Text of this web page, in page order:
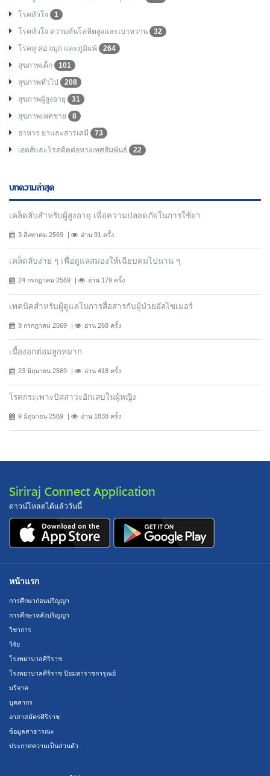
โรคหัวใจ
1
โรคหัวใจ ความดันโลหิตสูงและเบาหวาน
32
โรคหู คอ จมูก และภูมิแพ้
264
สุขภาพเด็ก
101
สุขภาพทั่วไป
208
สุขภาพผู้สูงอายุ
31
สุขภาพเพศชาย
8
อาหาร ยาและสารเคมี
73
เอดส์และโรคติดต่อทางเพศสัมพันธ์
22
บทความล่าสุด
เคล็ดลับสำหรับผู้สูงอายุ เพื่อความปลอดภัยในการใช้ยา
3 สิงหาคม 2569 อ่าน 91 ครั้ง
เคล็ดลับง่าย ๆ เพื่อดูแลสมองให้เฉียบคมไปนาน ๆ
24 กรกฎาคม 2569 อ่าน 179 ครั้ง
เทคนิคสำหรับผู้ดูแลในการสื่อสารกับผู้ป่วยอัลไซเมอร์
9 กรกฎาคม 2569 อ่าน 268 ครั้ง
เนื้องอกต่อมลูกหมาก
23 มิถุนายน 2569 อ่าน 418 ครั้ง
โรคกระเพาะปัสสาวะอักเสบในผู้หญิง
9 มิถุนายน 2569 อ่าน 1838 ครั้ง
Siriraj Connect Application
ดาวน์โหลดได้แล้ววันนี้
หน้าแรก
การศึกษาก่อนปริญญา
การศึกษาหลังปริญญา
วิชาการ
วิจัย
โรงพยาบาลศิริราช
โรงพยาบาลศิริราช ปิยมหาราชการุณย์
บริจาค
บุคลากร
อาสาสมัครศิริราช
ข้อมูลสาธารณะ
ประกาศความเป็นส่วนตัว